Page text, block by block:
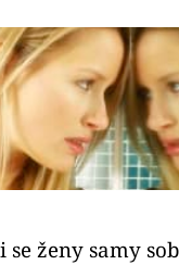
se ženy samy